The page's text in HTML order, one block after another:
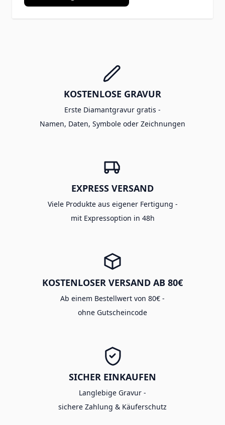
KOSTENLOSE GRAVUR
Erste Diamantgravur gratis -
Namen, Daten, Symbole oder Zeichnungen
EXPRESS VERSAND
Viele Produkte aus eigener Fertigung -
mit Expressoption in 48h
KOSTENLOSER VERSAND AB 80€
Ab einem Bestellwert von 80€ -
ohne Gutscheincode
SICHER EINKAUFEN
Langlebige Gravur -
sichere Zahlung & Käuferschutz